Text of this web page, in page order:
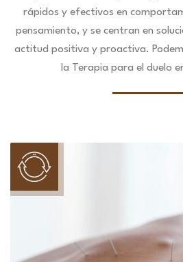
rápidos y efectivos en
pensamiento, y se centran en
actitud positiva y proactiva.
la Terapia para el duelo